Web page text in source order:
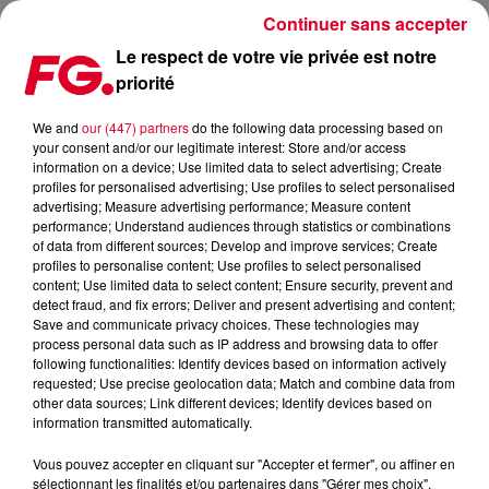
KYGO SURPREND AVEC LE MAGNIFIQUE GONE ARE THE DAYS
Publié : 19 avril 2021 à 5h40 par Antony Harari
Le respect de votre vie privée est notre
priorité
We and our (447) partnersdo the following data processing based on
your consent and/or our legitimate interest: Store and/or access
information on a device; Use limited data to select advertising; Create
profiles for personalised advertising; Use profiles to select personalised
advertising; Measure advertising performance; Measure content
performance; Understand audiences through statistics or combinations
of data from different sources; Develop and improve services; Create
profiles to personalise content; Use profiles to select personalised
content; Use limited data to select content; Ensure security, prevent and
detect fraud, and fix errors; Deliver and present advertising and content;
Save and communicate privacy choices. These technologies may
process personal data such as IP address and browsing data to offer
following functionalities: Identify devices based on information actively
requested; Use precise geolocation data; Match and combine data from
other data sources; Link different devices; Identify devices based on
information transmitted automatically.
Vous pouvez accepter en cliquant sur "Accepter et fermer", ou affiner en
sélectionnant les finalités et/ou partenaires dans "Gérer mes choix".
Continuer sans accepter